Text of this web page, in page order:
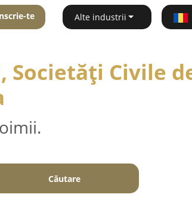
te Alte industrii
Societăți Civile
Căutare